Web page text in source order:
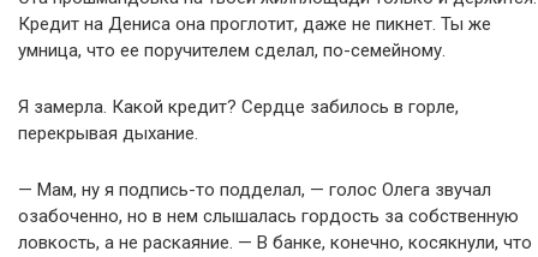
Кредит на Дениса она проглотит, даже не пикнет. Ты же
умница, что ее поручителем сделал, по-семейному.
Я замерла. Какой кредит? Сердце забилось в горле,
перекрывая дыхание.
— Мам, ну я подпись-то подделал, — голос Олега звучал
озабоченно, но в нем слышалась гордость за собственную
ловкость, а не раскаяние. — В банке, конечно, косякнули, что